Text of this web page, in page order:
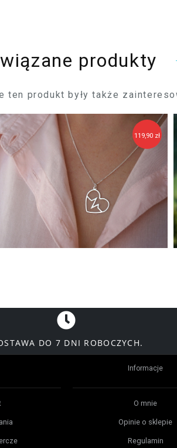
produkty
ten produkt były także
119,90 zł
DO 7 DNI ROBOCZYCH.
Informacje
O mnie
Opinie o sklepie
Regulamin